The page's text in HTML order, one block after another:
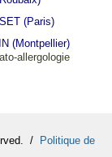
(Paris)
(Montpellier)
allergologie
/ Politique de